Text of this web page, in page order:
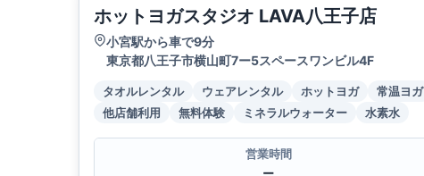
ホットヨガスタジオ LAVA八王子店
小宮駅から車で9分
東京都八王子市横山町7ー5スペースワンビル4F
タオルレンタル ウェアレンタル ホットヨガ 常温ヨガ
他店舗利用
無料体験 ミネラルウォーター 水素水
営業時間